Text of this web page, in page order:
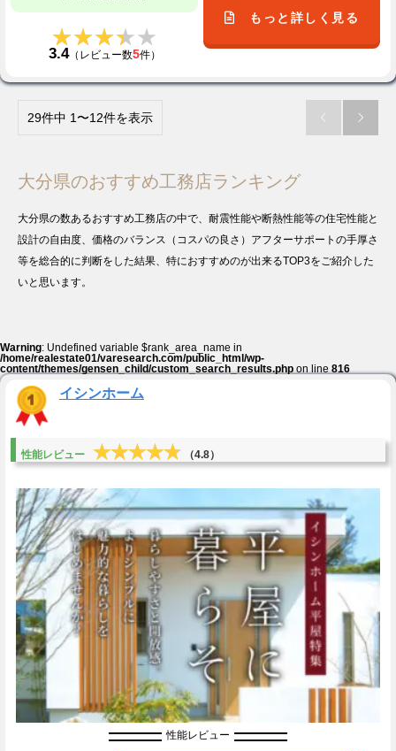
★★★★★
★★★★★
3.4（レビュー数5件）
もっと詳しく見る
29件中 1〜12件を表示  
大分県のおすすめ工務店ランキング
大分県の数あるおすすめ工務店の中で、耐震性能や断熱性能等の住宅性能と
設計の自由度、価格のバランス（コスパの良さ）アフターサポートの手厚さ
等を総合的に判断をした結果、特におすすめのが出来るTOP3をご紹介した
いと思います。
Warning: Undefined variable $rank_area_name in
/home/realestate01/varesearch.com/public_html/wp-
content/themes/gensen_child/custom_search_results.phpon line816
イシンホーム
性能レビュー ★★★★★
★★★★★ （4.8）
性能レビュー